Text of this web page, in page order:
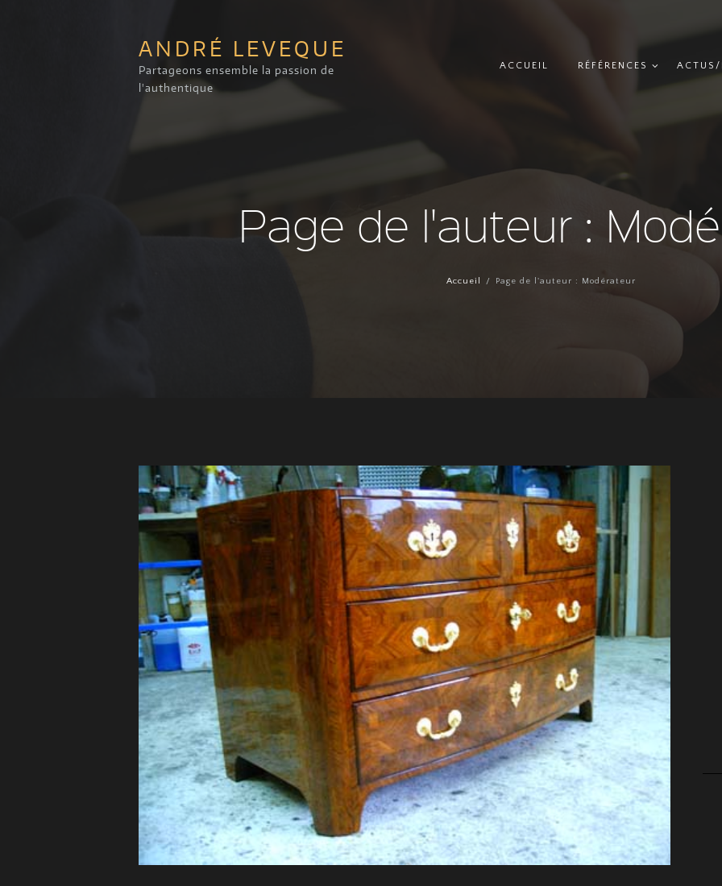
ANDRÉ LEVEQUE
Partageons ensemble la passion de
l'authentique
ACCUEIL RÉFÉRENCES ACTUS/
Page de l'auteur :
Accueil Page de l'auteur : Modérateur